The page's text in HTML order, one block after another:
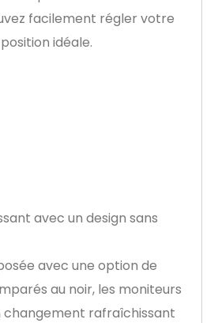
facilement régler votre
idéale.
avec un design sans
avec une option de
au noir, les moniteurs
rafraîchissant